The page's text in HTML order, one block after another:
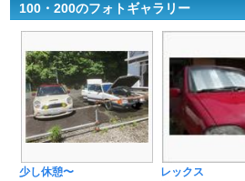
100・200のフォトギャラリー
少し休憩〜 レックス